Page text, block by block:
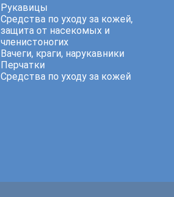
Рукавицы
Средства по уходу за кожей,
защита от насекомых и
членистоногих
Вачеги, краги, нарукавники
Перчатки
Средства по уходу за кожей